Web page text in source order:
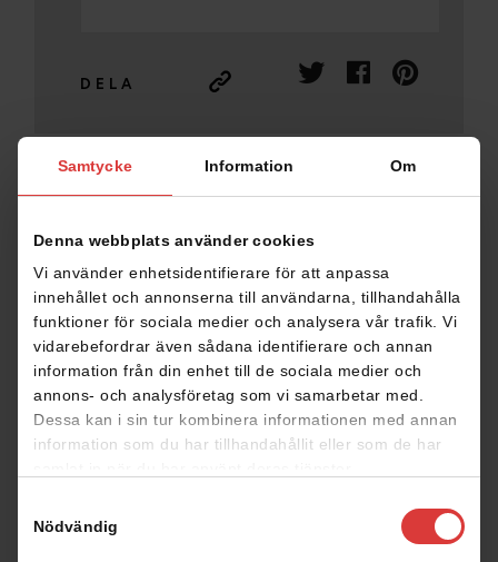
Samtycke Information Om
Denna webbplats använder cookies
Vi använder enhetsidentifierare för att anpassa
innehållet och annonserna till användarna, tillhandahålla
funktioner för sociala medier och analysera vår trafik. Vi
vidarebefordrar även sådana identifierare och annan
information från din enhet till de sociala medier och
annons- och analysföretag som vi samarbetar med.
Dessa kan i sin tur kombinera informationen med annan
information som du har tillhandahållit eller som de har
Nödvändig
DELA
Planritningar
Klicka på planritningen för att förstora den